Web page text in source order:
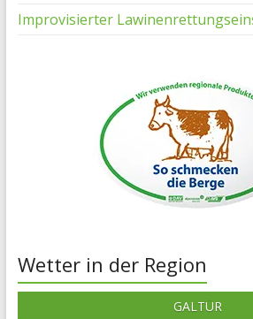
Improvisierter
Wetter in der Region
GALTÜR